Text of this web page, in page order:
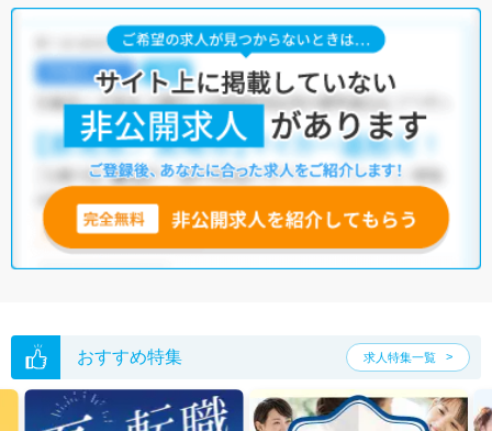
呉市の放射線技師求人では以下のような条件が人気です。
積極採用中・新卒OK・ 残業少なめ ・ 正社員(正職員)
・クリニック
他の条件でも人気の求人がございますので、「こだわり条件」から検索
いただくか、お気軽にお問い合わせください。
全国の放射線技師求人から検索いただくことも可能です。
無料転職支援サービス
にお申し込みいただくと、ご希望条件をヒアリン
グした上で求人をご提案いたします。
ご希望条件がまだ定まっていない方は人気の希望条件をピックアップし
い。
おすすめ特集 求人特集一覧